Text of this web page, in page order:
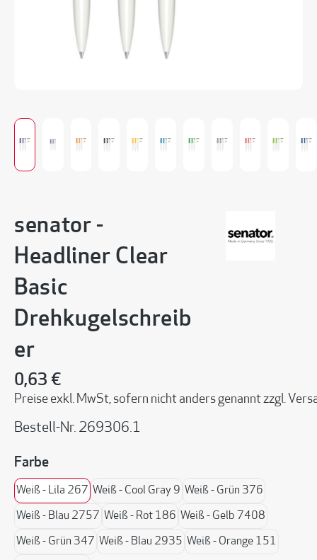
senator -
Headliner Clear
Basic
Drehkugelschreib
er
0,63 €
Preise exkl. MwSt, sofern nicht anders genannt zzgl.
Bestell-Nr. 269306.1
Farbeauswählen
Weiß - Lila 267 Weiß - Cool Gray 9 Weiß - Grün 376
Weiß - Blau 2757 Weiß - Rot 186 Weiß - Gelb 7408
Weiß - Grün 347 Weiß - Blau 2935 Weiß - Orange 151